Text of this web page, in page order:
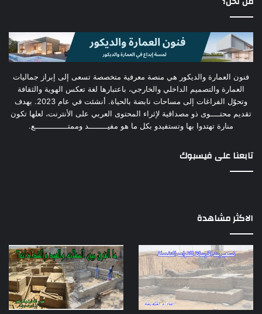
فنون العمارة والديكور هي منصة معرفية متخصصة تسعى إلى إبراز جماليات
العمارة والتصميم الداخلي والخارجي، باعتبارها لغة تعكس الهوية والثقافة
وتحوّل الفراغات إلى مساحات نابضة بالحياة. أنشئت في عام 2023. بهدف
تقديم محتــــوى ذو مصداقية لإثراء المحتوى العربي على الأنترنت، لعلها تكون
منارة تهتدوا بها وتستفيدو بكل ما هو مفيــــــــد وممتــــــــــــــع.
تابعنا على فيسبوك
الاكثر مشاهدة